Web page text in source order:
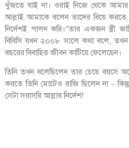
খুঁজতে যাই না। ওরাই নিজে থেকে
আল্লাই আমাকে বলেন তাদের বিয়ে
নির্দেশই পালন করি।”তার একজন স্ত্রী
বিবিসি যখন ২০০৮ সালে কথা বলে, তখন
বছরের বিবাহিত জীবন কাটিয়ে ফেলেছেন।
তিনি তখন বলেছিলেন তার চেয়ে বয়সে
করতে তিনি মোটেও রাজি ছিলেন না –
সেটা সরাসরি আল্লার নির্দেশ!